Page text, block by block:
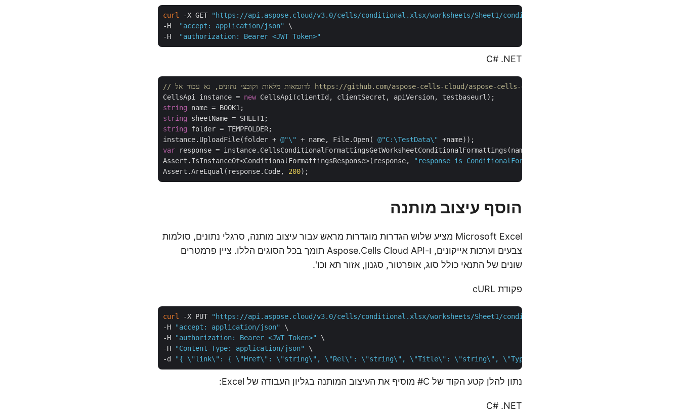
curl -X GET "https://api.aspose.cloud/v3.0/cells/conditional.xlsx/worksheets/Sheet1/conditionalFormattings"
-H
"accept: application/json"
\
-H
"authorization: Bearer <JWT Token>"
C# .NET
// לדוגמאות מלאות וקובצי נתונים, נא עבור אל https://github.com/aspose-cells-cloud/aspose-cells-cloud-dotnet/
CellsApi instance = new
string
string
string folder = TEMPFOLDER;
instance.UploadFile(folder + @"\" + name, File.Open( @"C:\TestData\"
var response = instance.CellsConditionalFormattingsGetWorksheetConditionalFormattings(name, sheetName, folder);
Assert.IsInstanceOf<ConditionalFormattingsResponse>(response,
"response is ConditionalFormattingsResponse"
Assert.AreEqual(response.Code, 200
הוסף עיצוב מותנה
Microsoft Excel מציע שלוש הגדרות מוגדרות מראש עבור עיצוב מותנה, סרגלי נתונים, סולמות
צבעים וערכות אייקונים, ו-Aspose.Cells Cloud API תומך בכל הסוגים הללו. ציין פרמטרים
שונים של התנאי כולל סוג, אופרטור, סגנון, אזור תא וכו'.
פקודת cURL
curl -X PUT "https://api.aspose.cloud/v3.0/cells/conditional.xlsx/worksheets/Sheet1/conditionalFormattings?cellArea=C4%3AC6"
-H
"accept: application/json"
\
-H
"authorization: Bearer <JWT Token>"
\
-H
"Content-Type: application/json"
\
-d
"{ \"link\": { \"Href\": \"string\", \"Rel\": \"string\", \"Title\": \"string\", \"Type\": \"string\" }, \"Priority\": 2, \"Type\":
נתון להלן קטע הקוד של C# מוסיף את העיצוב המותנה בגליון העבודה של Excel:
C# .NET